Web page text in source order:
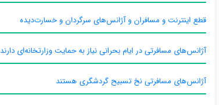
قطع اینترنت و مسافران و آژانس‌های سرگردان و خسارت‌دیده
آژانس‌های مسافرتی در ایام بحرانی نیاز به حمایت وزارتخانه‌ای دارند
آژانس‌های مسافرتی نخ تسبیح گردشگری هستند